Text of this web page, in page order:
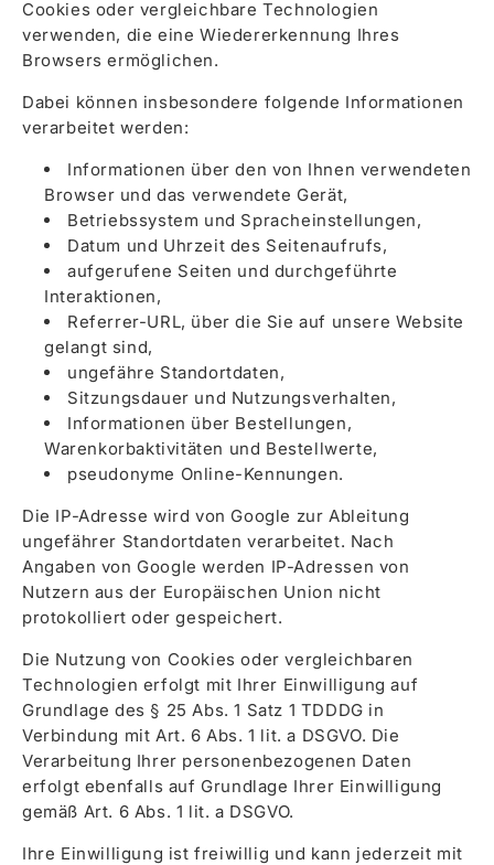
Cookies oder vergleichbare Technologien
verwenden, die eine Wiedererkennung Ihres
Browsers ermöglichen.
Dabei können insbesondere folgende Informationen
verarbeitet werden:
Informationen über den von Ihnen verwendeten
Browser und das verwendete Gerät,
Betriebssystem und Spracheinstellungen,
Datum und Uhrzeit des Seitenaufrufs,
aufgerufene Seiten und durchgeführte
Interaktionen,
Referrer-URL, über die Sie auf unsere Website
gelangt sind,
ungefähre Standortdaten,
Sitzungsdauer und Nutzungsverhalten,
Informationen über Bestellungen,
Warenkorbaktivitäten und Bestellwerte,
pseudonyme Online-Kennungen.
Die IP-Adresse wird von Google zur Ableitung
ungefährer Standortdaten verarbeitet. Nach
Angaben von Google werden IP-Adressen von
Nutzern aus der Europäischen Union nicht
protokolliert oder gespeichert.
Die Nutzung von Cookies oder vergleichbaren
Technologien erfolgt mit Ihrer Einwilligung auf
Grundlage des § 25 Abs. 1 Satz 1 TDDDG in
Verbindung mit Art. 6 Abs. 1 lit. a DSGVO. Die
Verarbeitung Ihrer personenbezogenen Daten
erfolgt ebenfalls auf Grundlage Ihrer Einwilligung
gemäß Art. 6 Abs. 1 lit. a DSGVO.
Ihre Einwilligung ist freiwillig und kann jederzeit mit